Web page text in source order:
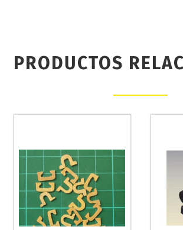
PRODUCTOS